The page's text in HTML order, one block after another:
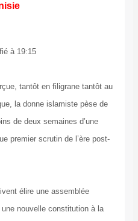
à 19:15
tantôt en filigrane tantôt au
la donne islamiste pèse de
de deux semaines d’une
premier scrutin de l’ère post-
élire une assemblée
nouvelle constitution à la